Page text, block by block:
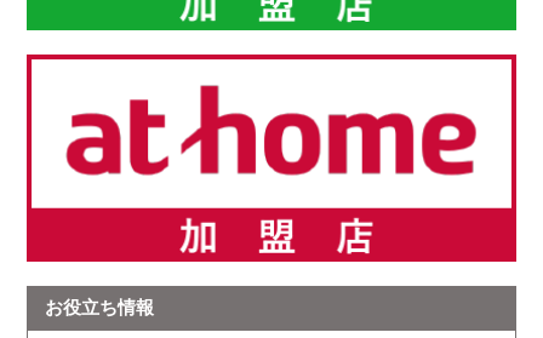
お役立ち情報